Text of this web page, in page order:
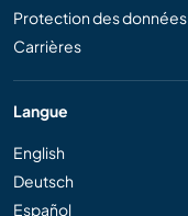
Protection des données
Carrières
Langue
English
Deutsch
Español